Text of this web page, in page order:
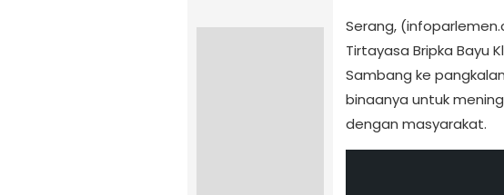
Serang,
Tirtayasa Bripka Bayu
Sambang ke
binaanya untuk
dengan masyarakat.